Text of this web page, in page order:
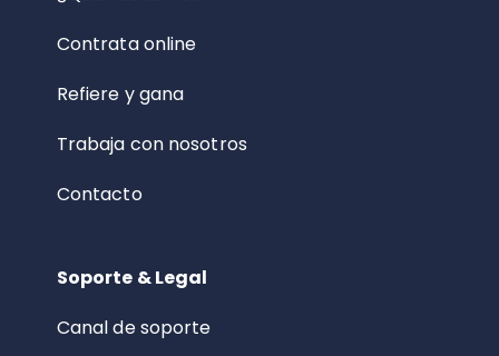
Contrata online
Refiere y gana
Trabaja con nosotros
Contacto
Soporte & Legal
Canal de soporte